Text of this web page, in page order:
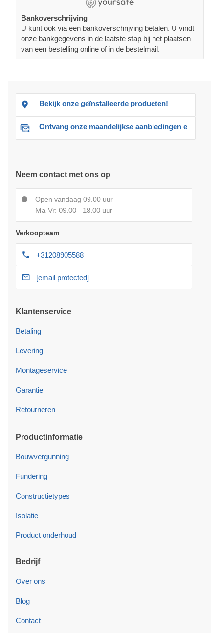
Bankoverschrijving
U kunt ook via een bankoverschrijving betalen. U vindt
onze bankgegevens in de laatste stap bij het plaatsen
van een bestelling online of in de bestelmail.
Bekijk onze geïnstalleerde producten!
Ontvang onze maandelijkse aanbiedingen en advies
Neem contact met ons op
Open vandaag 09.00 uur
Ma-Vr: 09.00 - 18.00 uur
Verkoopteam
+31208905588
[email protected]
Klantenservice
Betaling
Levering
Montageservice
Garantie
Retourneren
Productinformatie
Bouwvergunning
Fundering
Constructietypes
Isolatie
Product onderhoud
Bedrijf
Over ons
Blog
Contact